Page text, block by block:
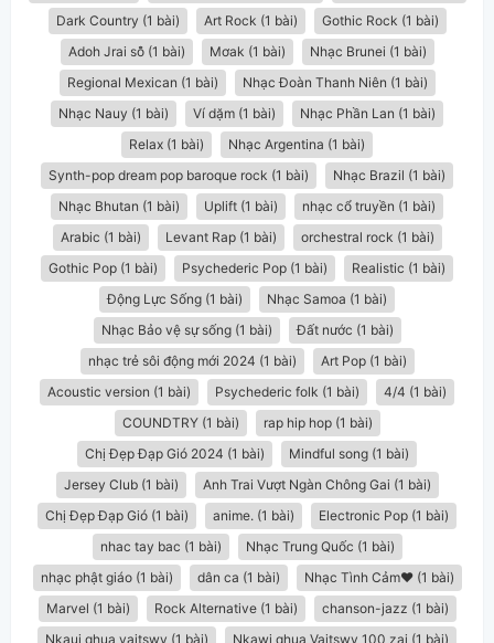
Dark Country (1 bài)
Art Rock (1 bài)
Gothic Rock (1 bài)
Adoh Jrai sô̆ (1 bài)
Mơak (1 bài)
Nhạc Brunei (1 bài)
Regional Mexican (1 bài)
Nhạc Đoàn Thanh Niên (1 bài)
Nhạc Nauy (1 bài)
Ví dặm (1 bài)
Nhạc Phần Lan (1 bài)
Relax (1 bài)
Nhạc Argentina (1 bài)
Synth-pop dream pop baroque rock (1 bài)
Nhạc Brazil (1 bài)
Nhạc Bhutan (1 bài)
Uplift (1 bài)
nhạc cổ truyền (1 bài)
Arabic (1 bài)
Levant Rap (1 bài)
orchestral rock (1 bài)
Gothic Pop (1 bài)
Psychederic Pop (1 bài)
Realistic (1 bài)
Động Lực Sống (1 bài)
Nhạc Samoa (1 bài)
Nhạc Bảo vệ sự sống (1 bài)
Đất nước (1 bài)
nhạc trẻ sôi động mới 2024 (1 bài)
Art Pop (1 bài)
Acoustic version (1 bài)
Psychederic folk (1 bài)
4/4 (1 bài)
COUNDTRY (1 bài)
rap hip hop (1 bài)
Chị Đẹp Đạp Gió 2024 (1 bài)
Mindful song (1 bài)
Jersey Club (1 bài)
Anh Trai Vượt Ngàn Chông Gai (1 bài)
Chị Đẹp Đạp Gió (1 bài)
anime. (1 bài)
Electronic Pop (1 bài)
nhac tay bac (1 bài)
Nhạc Trung Quốc (1 bài)
nhạc phật giáo (1 bài)
dân ca​ (1 bài)
Nhạc Tình Cảm❤️ (1 bài)
Marvel (1 bài)
Rock Alternative (1 bài)
chanson-jazz (1 bài)
Nkauj qhua vajtswv (1 bài)
Nkawj qhua Vajtswv 100 zaj (1 bài)